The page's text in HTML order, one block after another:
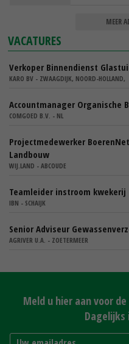
MEER
VACATURES
Verkoper Binnendienst
KARO BV - ZWAAGDIJK, NOORD-HOLLAND,
Accountmanager Organische
COMGOED B.V. - NL
Projectmedewerker
Landbouw
WIJ.LAND - ABCOUDE
Teamleider instroom kwekerij
IBN - SCHAIJK
Senior Adviseur
AGRIVER U.A. - ZOETERMEER
Meld u hier aan voor
Dagelijks